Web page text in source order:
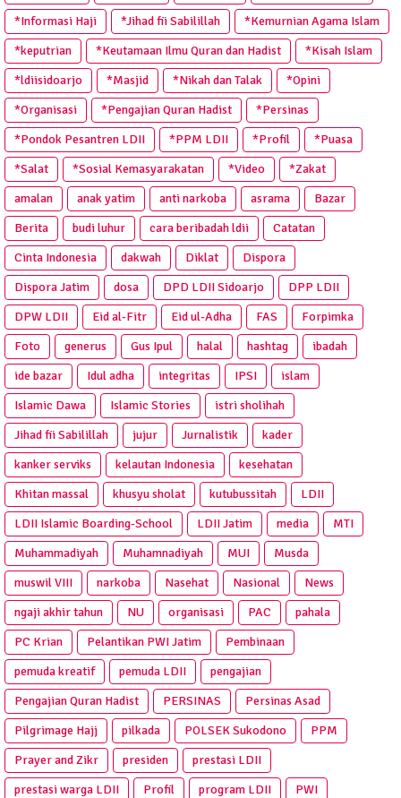
*Informasi Haji *Jihad fii Sabilillah
*Kemurnian Agama Islam
*keputrian
*Keutamaan Ilmu Quran dan Hadist
*Kisah Islam
*ldiisidoarjo
*Masjid *Nikah dan Talak
*Opini
*Organisasi
*Pengajian Quran Hadist
*Persinas
*Pondok Pesantren LDII
*PPM LDII *Profil
*Puasa
*Salat
*Sosial Kemasyarakatan *Video
*Zakat
amalan
anak yatim anti narkoba asrama
Bazar
Berita
budi luhur cara beribadah ldii
Catatan
Cinta Indonesia
dakwah Diklat
Dispora
Dispora Jatim
dosa DPD LDII Sidoarjo
DPP LDII
DPW LDII
Eid al-Fitr Eid ul-Adha FAS
Forpimka
Foto
generus Gus Ipul halal hashtag
ibadah
ide bazar
Idul adha integritas IPSI
islam
Islamic Dawa
Islamic Stories
istri sholihah
Jihad fii Sabilillah
jujur Jurnalistik
kader
kanker serviks
kelautan Indonesia
kesehatan
Khitan massal
khusyu sholat kutubussitah
LDII
LDII Islamic Boarding-School
LDII Jatim media
MTI
Muhammadiyah
Muhamnadiyah MUI
Musda
muswil VIII
narkoba Nasehat Nasional
News
ngaji akhir tahun
NU organisasi PAC
pahala
PC Krian
Pelantikan PWI Jatim
Pembinaan
pemuda kreatif
pemuda LDII
pengajian
Pengajian Quran Hadist
PERSINAS
Persinas Asad
Pilgrimage Hajj
pilkada POLSEK Sukodono
PPM
Prayer and Zikr
presiden
prestasi LDII
prestasi warga LDII
Profil program LDII
PWI